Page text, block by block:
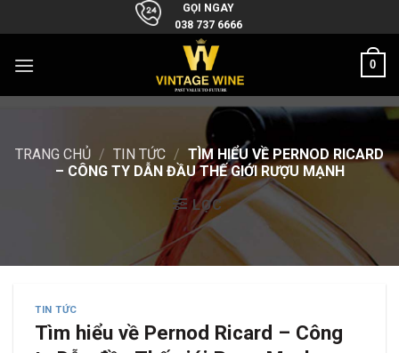
to
GỌI NGAY
038 737 6666
0
TRANG CHỦ / TIN TỨC / TÌM HIỂU VỀ PERNOD RICARD
– CÔNG TY DẪN ĐẦU THẾ GIỚI RƯỢU MẠNH
LỌC
TIN TỨC
Tìm hiểu về Pernod Ricard – Công